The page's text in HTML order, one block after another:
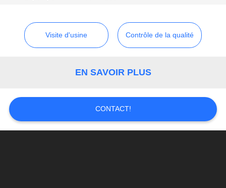
UNE
CITATION
DU
SITE
Visite d'usine Contrôle de la qualité
EN SAVOIR PLUS
CONTACT!